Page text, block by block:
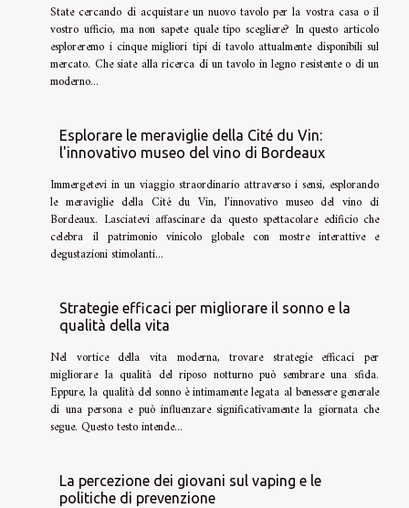
State cercando di acquistare un nuovo tavolo per la vostra casa o il
vostro ufficio, ma non sapete quale tipo scegliere? In questo articolo
esploreremo i cinque migliori tipi di tavolo attualmente disponibili sul
mercato. Che siate alla ricerca di un tavolo in legno resistente o di un
moderno...
Esplorare le meraviglie della Cité du Vin:
l'innovativo museo del vino di Bordeaux
Immergetevi in un viaggio straordinario attraverso i sensi, esplorando
le meraviglie della Cité du Vin, l’innovativo museo del vino di
Bordeaux. Lasciatevi affascinare da questo spettacolare edificio che
celebra il patrimonio vinicolo globale con mostre interattive e
degustazioni stimolanti...
Strategie efficaci per migliorare il sonno e la
qualità della vita
Nel vortice della vita moderna, trovare strategie efficaci per
migliorare la qualità del riposo notturno può sembrare una sfida.
Eppure, la qualità del sonno è intimamente legata al benessere generale
di una persona e può influenzare significativamente la giornata che
segue. Questo testo intende...
La percezione dei giovani sul vaping e le
politiche di prevenzione